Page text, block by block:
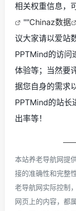
相关权重信息，
""Chinaz数据
议大家请以爱站
PPTMind的访问
体验等；当然要
据您自身的需求
PPTMind的站长
出率等！
本站养老导航网提
接的准确性和完整
老导航网实际控制
网页上的内容，都